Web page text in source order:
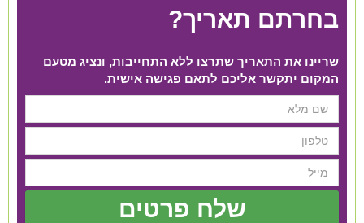
בחרתם תאריך?
שריינו את התאריך שתרצו ללא התחייבות, ונציג מטעם
המקום יתקשר אליכם לתאם פגישה אישית.
שלח פרטים